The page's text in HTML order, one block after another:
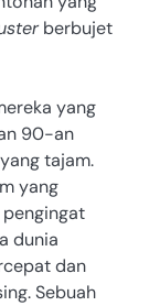
berbujet
yang
90-an
tajam.
yang
pengingat
dunia
dan
Sebuah